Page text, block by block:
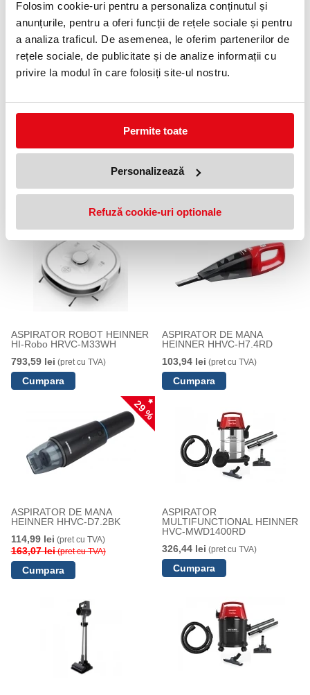
Folosim cookie-uri pentru a personaliza conținutul și
anunțurile, pentru a oferi funcții de rețele sociale și pentru
a analiza traficul. De asemenea, le oferim partenerilor de
rețele sociale, de publicitate și de analize informații cu
privire la modul în care folosiți site-ul nostru.
Permite toate
Personalizează
Refuză cookie-uri optionale
321,71 lei (pret cu TVA) 384,94 lei(pret cu TVA)
ASPIRATOR CU SAC HEINNER
ASPIRATOR FARA SAC
HEINNER HVC-V800WBL
ASPIRATOR ROBOT HEINNER
HI-Robo HRVC-M33WH
793,59 lei (pret cu TVA)
ASPIRATOR DE MANA
HEINNER HHVC-H7.4RD
103,94 lei (pret cu TVA)
29 %
ASPIRATOR DE MANA
HEINNER HHVC-D7.2BK
114,99 lei (pret cu TVA)
163,07 lei(pret cu TVA)
ASPIRATOR
MULTIFUNCTIONAL HEINNER
HVC-MWD1400RD
326,44 lei (pret cu TVA)